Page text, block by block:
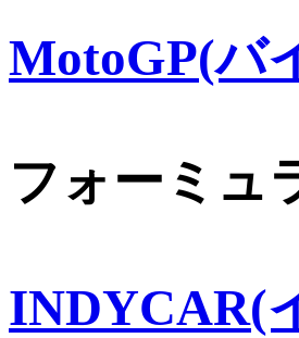
MotoGP(バ
フォーミュ
INDYCAR(